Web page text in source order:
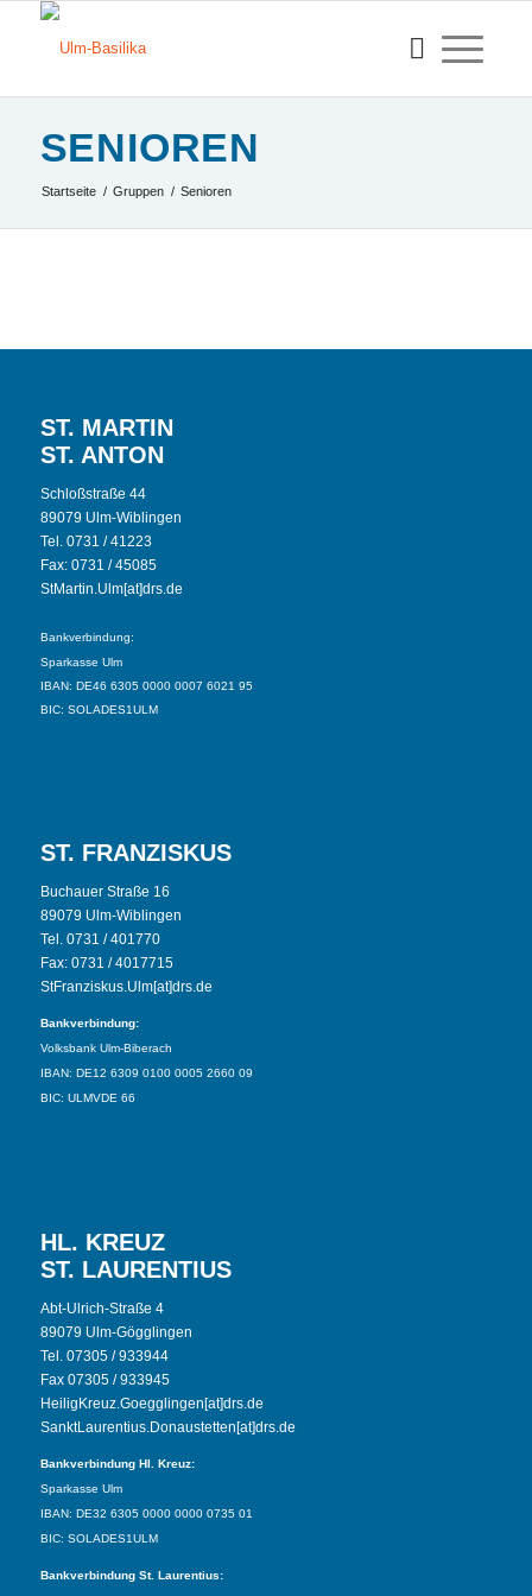
SENIOREN
Startseite / Gruppen / Senioren
ST. MARTIN
ST. ANTON
Schloßstraße 44
89079 Ulm-Wiblingen
Tel. 0731 / 41223
Fax: 0731 / 45085
StMartin.Ulm[at]drs.de
Bankverbindung:
Sparkasse Ulm
IBAN: DE46 6305 0000 0007 6021 95
BIC: SOLADES1ULM
ST. FRANZISKUS
Buchauer Straße 16
89079 Ulm-Wiblingen
Tel. 0731 / 401770
Fax: 0731 / 4017715
StFranziskus.Ulm[at]drs.de
Bankverbindung:
Volksbank Ulm-Biberach
IBAN: DE12 6309 0100 0005 2660 09
BIC: ULMVDE 66
HL. KREUZ
ST. LAURENTIUS
Abt-Ulrich-Straße 4
89079 Ulm-Gögglingen
Tel. 07305 / 933944
Fax 07305 / 933945
HeiligKreuz.Goegglingen[at]drs.de
SanktLaurentius.Donaustetten[at]drs.de
Bankverbindung Hl. Kreuz:
Sparkasse Ulm
IBAN: DE32 6305 0000 0000 0735 01
BIC: SOLADES1ULM
Bankverbindung St. Laurentius: